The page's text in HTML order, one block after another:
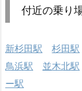
付近の乗り
新杉田駅 杉田駅
鳥浜駅
並木北駅
ー駅